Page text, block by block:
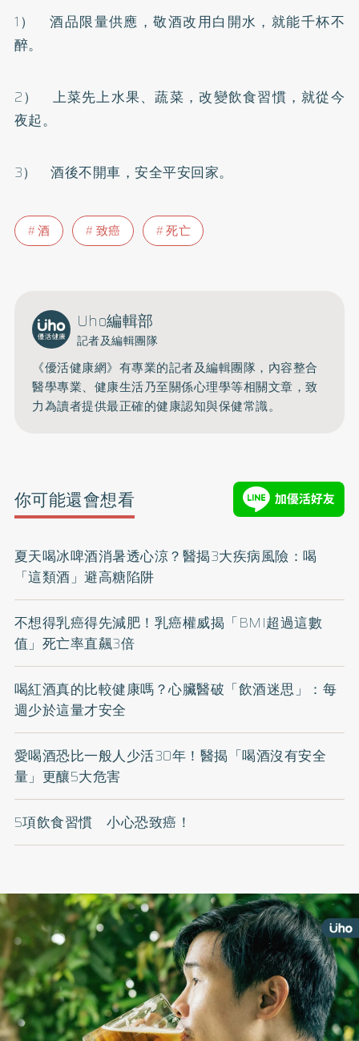
1） 酒品限量供應，敬酒改用白開水，就能千杯不
醉。
2） 上菜先上水果、蔬菜，改變飲食習慣，就從今
夜起。
3） 酒後不開車，安全平安回家。
酒 致癌 死亡
Uho編輯部
記者及編輯團隊
《優活健康網》有專業的記者及編輯團隊，內容整合
醫學專業、健康生活乃至關係心理學等相關文章，致
力為讀者提供最正確的健康認知與保健常識。
你可能還會想看
夏天喝冰啤酒消暑透心涼？醫揭3大疾病風險：喝
「這類酒」避高糖陷阱
不想得乳癌得先減肥！乳癌權威揭「BMI超過這數
值」死亡率直飆3倍
喝紅酒真的比較健康嗎？心臟醫破「飲酒迷思」：每
週少於這量才安全
愛喝酒恐比一般人少活30年！醫揭「喝酒沒有安全
量」更釀5大危害
5項飲食習慣 小心恐致癌！